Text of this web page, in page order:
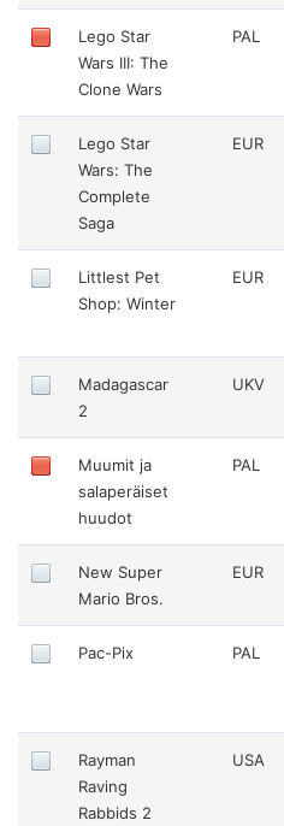
Lego Star
Wars III: The
Clone Wars
PAL
Lego Star
Wars: The
Complete
Saga
EUR
Littlest Pet
Shop: Winter
EUR
Madagascar
2
UKV
Muumit ja
salaperäiset
huudot
PAL
New Super
Mario Bros.
EUR
Pac-Pix PAL
Rayman
Raving
Rabbids 2
USA